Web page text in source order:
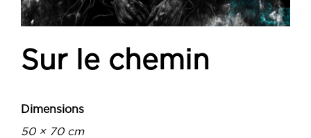
Sur le chemin
Dimensions
50 × 70 cm